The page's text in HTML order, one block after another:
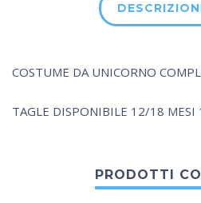
COSTUME DA UNICORNO
TAGLE DISPONIBILE 12/18 MESI
PRODOTTI